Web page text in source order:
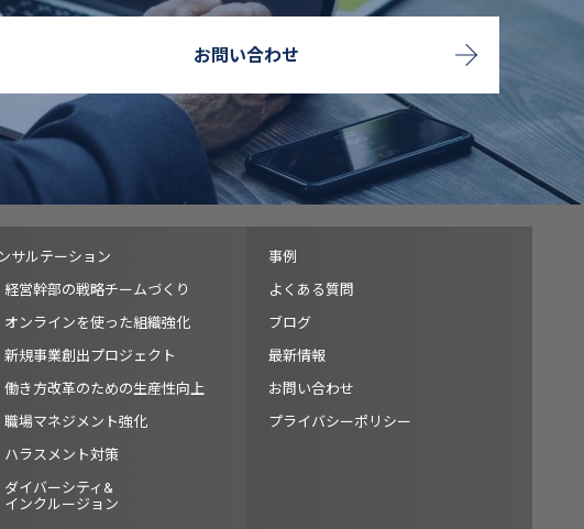
お問い合わせ
サルテーション
経営幹部の戦略チームづくり
オンラインを使った組織強化
新規事業創出プロジェクト
働き方改革のための生産性向上
職場マネジメント強化
ハラスメント対策
ダイバーシティ&
インクルージョン
事例
よくある質問
ブログ
最新情報
お問い合わせ
プライバシーポリシー